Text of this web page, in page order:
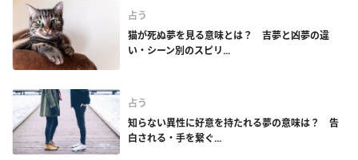
占う
猫が死ぬ夢を見る意味とは？ 吉夢と凶夢の違
い・シーン別のスピリ...
占う
知らない異性に好意を持たれる夢の意味は？ 告
白される・手を繋ぐ...